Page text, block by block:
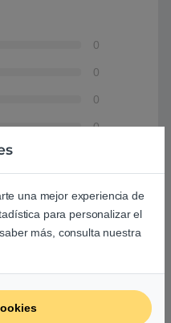
0
0
0
0
valoración.
una mejor experiencia de
para personalizar el
más, consulta nuestra